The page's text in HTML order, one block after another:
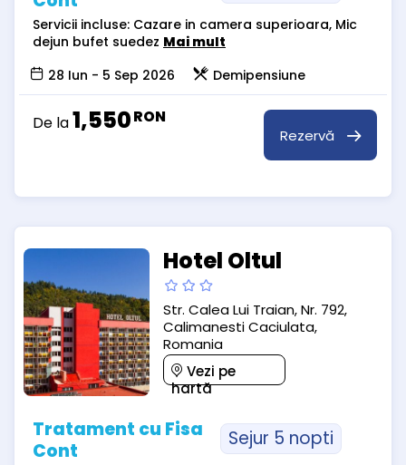
Servicii incluse: Cazare in camera superioara, Mic
dejun bufet suedez Mai mult
28 Iun - 5 Sep 2026
Demipensiune
De la1,550RON
Rezervă
Hotel Oltul
Str. Calea Lui Traian, Nr. 792,
Calimanesti Caciulata,
Romania
Vezi pe
hartă
Tratament cu Fisa
Cont
Sejur 5 nopti